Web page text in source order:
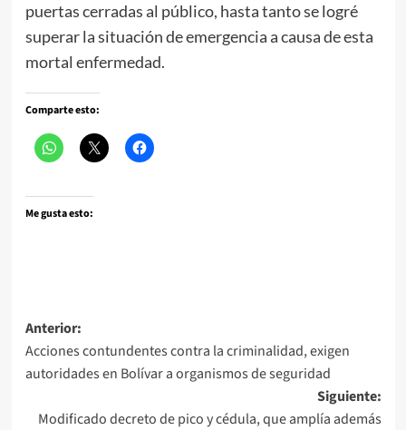
puertas cerradas al público, hasta tanto se logré
superar la situación de emergencia a causa de esta
mortal enfermedad.
Comparte esto:
Me gusta esto:
Navegación
de
entradas
Anterior:
Acciones contundentes contra la criminalidad, exigen
autoridades en Bolívar a organismos de seguridad
Siguiente:
Modificado decreto de pico y cédula, que amplía además